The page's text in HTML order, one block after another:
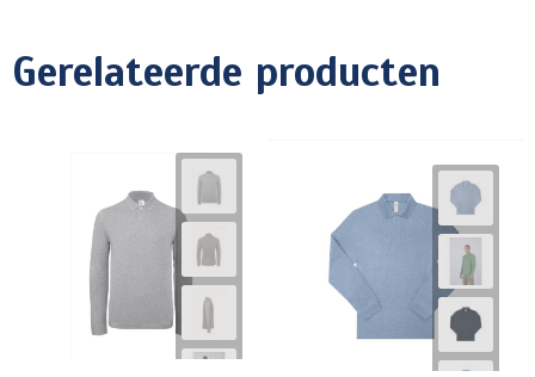
Gerelateerde producten